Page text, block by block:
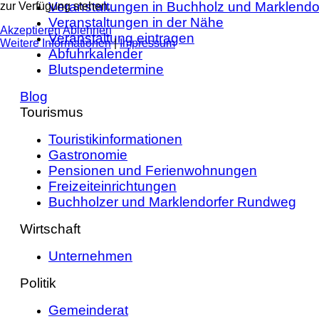
Veranstaltungen in Buchholz und
Veranstaltungen in der Nähe
Veranstaltung eintragen
Abfuhrkalender
Blutspendetermine
Blog
Tourismus
Touristikinformationen
Gastronomie
Pensionen und Ferienwohnungen
Freizeiteinrichtungen
Buchholzer und Marklendorfer Rundweg
Wirtschaft
Unternehmen
Politik
Gemeinderat
zur Verfügung stehen.
AkzeptierenAblehnen
Weitere Informationen|Impressum